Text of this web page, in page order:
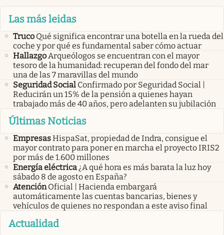
Las más leidas
Truco Qué significa encontrar una botella en la rueda del
coche y por qué es fundamental saber cómo actuar
HallazgoArqueólogos se encuentran con el mayor
tesoro de la humanidad: recuperan del fondo del mar
una de las 7 maravillas del mundo
Seguridad Social Confirmado por Seguridad Social |
Reducirán un 15% de la pensión a quienes hayan
trabajado más de 40 años, pero adelanten su jubilación
Últimas Noticias
EmpresasHispaSat, propiedad de Indra, consigue el
mayor contrato para poner en marcha el proyecto IRIS2
por más de 1.600 millones
Energía eléctrica¿A qué hora es más barata la luz hoy
sábado 8 de agosto en España?
Atención Oficial | Hacienda embargará
automáticamente las cuentas bancarias, bienes y
vehículos de quienes no respondan a este aviso final
Actualidad